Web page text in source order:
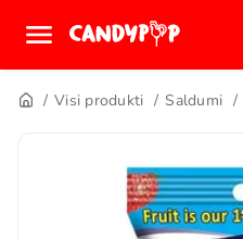
Visi produkti Saldumi